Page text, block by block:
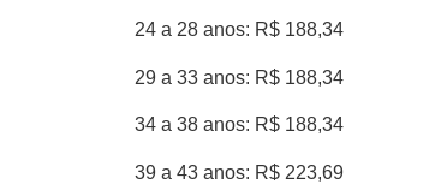
24 a 28 anos: R$ 188,34
29 a 33 anos: R$ 188,34
34 a 38 anos: R$ 188,34
39 a 43 anos: R$ 223,69